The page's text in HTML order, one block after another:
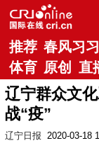
推荐 春风习习
体育 原创 直
辽宁群众文
战“疫”
辽宁日报 2020-03-18